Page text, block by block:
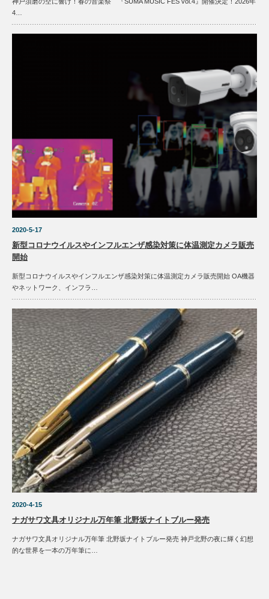
4…
2020-5-17
新型コロナウイルスやインフルエンザ感染対策に体温測定カメラ販売
開始
新型コロナウイルスやインフルエンザ感染対策に体温測定カメラ販売開始 OA機器
やネットワーク、インフラ…
2020-4-15
ナガサワ文具オリジナル万年筆 北野坂ナイトブルー発売
ナガサワ文具オリジナル万年筆 北野坂ナイトブルー発売 神戸北野の夜に輝く幻想
的な世界を一本の万年筆に…